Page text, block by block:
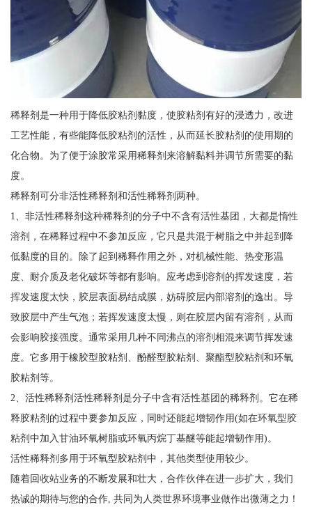
稀释剂是一种用于降低胶粘剂黏度，使胶粘剂有好的浸透力，改进
工艺性能，有些能降低胶粘剂的活性，从而延长胶粘剂的使用期的
化合物。为了便于涂胶常采用稀释剂来溶解黏料并调节所需要的黏
度。
稀释剂可分非活性稀释剂和活性稀释剂两种。
1、非活性稀释剂这种稀释剂的分子中不含有活性基团，大都是惰性
溶剂，在稀释过程中不参加反应，它只是共混于树脂之中并起到降
低黏度的目的。除了起到稀释作用之外，对机械性能、热变形温
度、耐介质及老化破坏等都有影响。应考虑到溶剂的挥发速度，若
挥发速度太快，胶层表面易结成膜，妨碍胶层内部溶剂的逸出。导
致胶层中产生气泡；若挥发速度太慢，则在胶层内留有溶剂，从而
会影响胶接强度。通常采用几种不同沸点的溶剂相混来调节挥发速
度。它多用于橡胶型胶粘剂、酚醛型胶粘剂、聚酯型胶粘剂和环氧
胶粘剂等。
2、活性稀释剂活性稀释剂是分子中含有活性基团的稀释剂。它在稀
释胶粘剂的过程中要参加反应，同时还能起增韧作用(如在环氧型胶
粘剂中加入甘油环氧树脂或环氧丙烷丁基醚等能起增韧作用)。
活性稀释剂多用于环氧型胶粘剂中，其他类型使用较少。
随着回收站业务的不断发展和壮大，合作伙伴在进一步扩大，我们
热诚的期待与您的合作, 共同为人类世界环境事业做作出微薄之力！